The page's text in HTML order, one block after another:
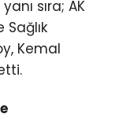
sıra; AK
Kemal